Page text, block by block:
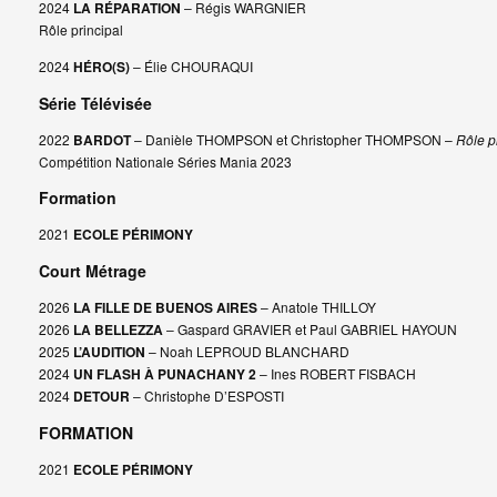
2024 LA RÉPARATION – Régis WARGNIER
Rôle principal
2024HÉRO(S)– Élie CHOURAQUI
Série Télévisée
2022 BARDOT– Danièle THOMPSON et Christopher THOMPSON –Rôle
Compétition Nationale Séries Mania 2023
Formation
2021 ECOLE PÉRIMONY
Court Métrage
2026 LA FILLE DE BUENOS AIRES– Anatole THILLOY
2026 LA BELLEZZA– Gaspard GRAVIER et Paul GABRIEL HAYOUN
2025 L’AUDITION – Noah LEPROUD BLANCHARD
2024 UN FLASH À PUNACHANY 2– Ines ROBERT FISBACH
2024 DETOUR – Christophe D’ESPOSTI
FORMATION
2021 ECOLE PÉRIMONY